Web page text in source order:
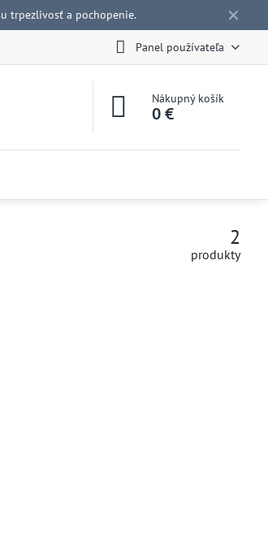
✕
trpezlivosť a pochopenie.
Panel používateľa
Nákupný košík
0 €
2
produkty